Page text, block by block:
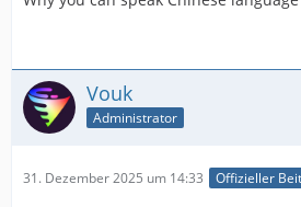
Vouk
Administrator
31. Dezember 2025 um 14:33 Offizieller